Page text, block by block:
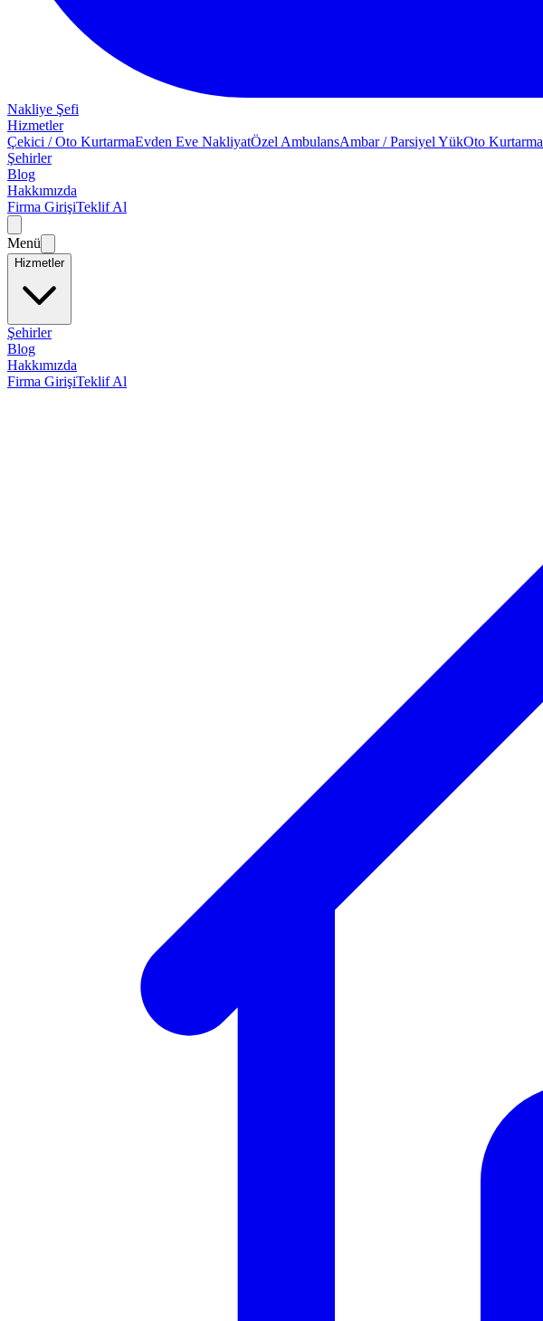
Nakliye Şefi
Hizmetler
Çekici / Oto KurtarmaEvden Eve NakliyatÖzel AmbulansAmbar / Parsiyel YükOto Kurtarma
Şehirler
Blog
Hakkımızda
Firma GirişiTeklif Al
Menü
Hizmetler
Şehirler
Blog
Hakkımızda
Firma GirişiTeklif Al